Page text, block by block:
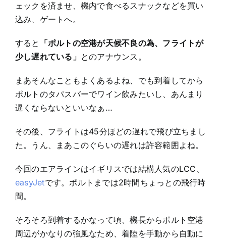
ェックを済ませ、機内で食べるスナックなどを買い
込み、ゲートへ。
すると
「ポルトの空港が天候不良の為、フライトが
少し遅れている」 とのアナウンス。
まあそんなこともよくあるよね、でも到着してから
ポルトのタパスバーでワイン飲みたいし、あんまり
遅くならないといいなぁ…
その後、フライトは45分ほどの遅れで飛び立ちまし
た。うん、まあこのぐらいの遅れは許容範囲よね。
今回のエアラインはイギリスでは結構人気のLCC、
easyJetです。ポルトまでは2時間ちょっとの飛行時
間。
そろそろ到着するかなって頃、機長からポルト空港
周辺がかなりの強風なため、着陸を手動から自動に